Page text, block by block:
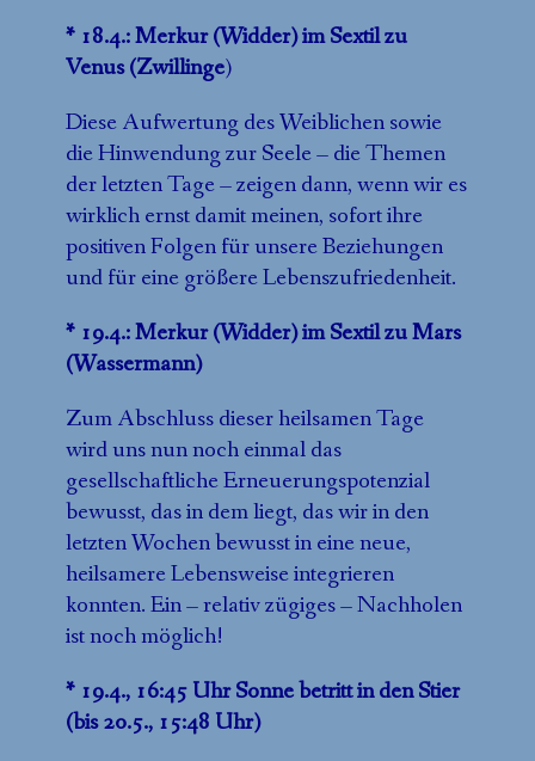
* 18.4.: Merkur (Widder) im Sextil zu
Venus (Zwillinge)
Diese Aufwertung des Weiblichen sowie
die Hinwendung zur Seele – die Themen
der letzten Tage – zeigen dann, wenn wir es
wirklich ernst damit meinen, sofort ihre
positiven Folgen für unsere Beziehungen
und für eine größere Lebenszufriedenheit.
* 19.4.: Merkur (Widder) im Sextil zu Mars
(Wassermann)
Zum Abschluss dieser heilsamen Tage
wird uns nun noch einmal das
gesellschaftliche Erneuerungspotenzial
bewusst, das in dem liegt, das wir in den
letzten Wochen bewusst in eine neue,
heilsamere Lebensweise integrieren
konnten. Ein – relativ zügiges – Nachholen
ist noch möglich!
* 19.4., 16:45 Uhr Sonne betritt in den Stier
(bis 20.5., 15:48 Uhr)